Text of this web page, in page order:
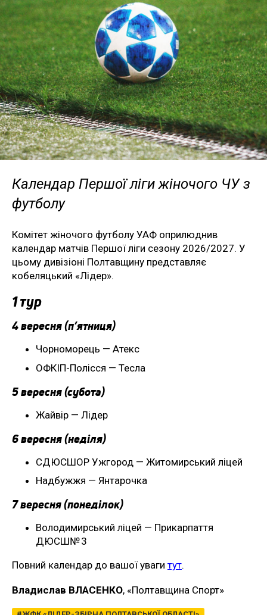
Календар Першої ліги жіночого ЧУ з
футболу
Комітет жіночого футболу УАФ оприлюднив
календар матчів Першої ліги сезону 2026/2027. У
цьому дивізіоні Полтавщину представляє
кобеляцький «Лідер».
1 тур
4 вересня (п’ятниця)
Чорноморець — Атекс
ОФКІП-Полісся — Тесла
5 вересня (субота)
Жайвір — Лідер
6 вересня (неділя)
СДЮСШОР Ужгород — Житомирський ліцей
Надбужжя — Янтарочка
7 вересня (понеділок)
Володимирський ліцей — Прикарпаття
ДЮСШ№ 3
Повний календар до вашої уваги тут.
Владислав ВЛАСЕНКО, «Полтавщина Спорт»